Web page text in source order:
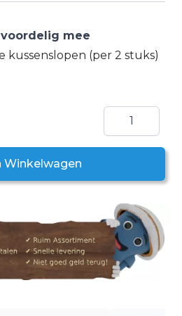
mee
kussenslopen (per 2 stuks)
een vriend
Aantal
Winkelwagen